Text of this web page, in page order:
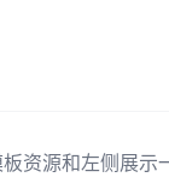
资源和左侧展示